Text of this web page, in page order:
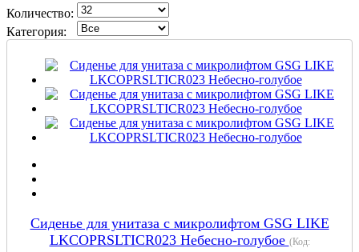
Количество:
Категория:
Сиденье для унитаза с микролифтом GSG LIKE
LKCOPRSLTICR023 Небесно-голубое (Код: